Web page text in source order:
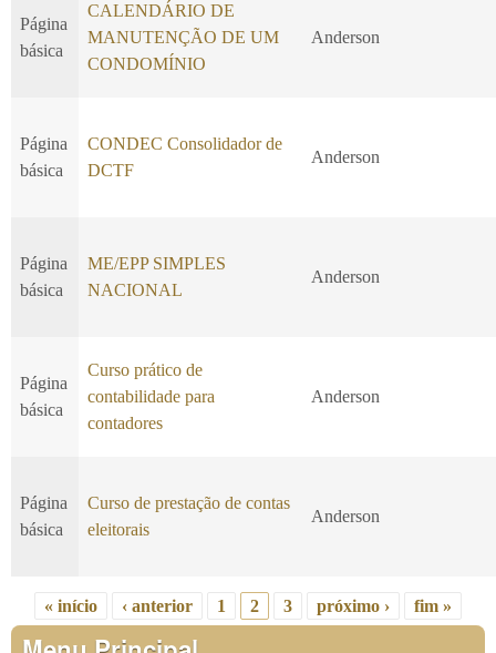
Página
básica
CALENDÁRIO DE
MANUTENÇÃO DE UM
CONDOMÍNIO
Anderson
Página
básica
CONDEC Consolidador de
DCTF
Anderson
Página
básica
ME/EPP SIMPLES
NACIONAL
Anderson
Página
básica
Curso prático de
contabilidade para
contadores
Anderson
Página
básica
Curso de prestação de contas
eleitorais
Anderson
Páginas
« início ‹ anterior 1 2 3 próximo › fim »